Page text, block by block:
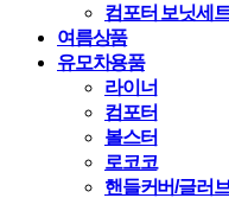
컴포터 보닛세
여름상품
유모차용품
라이너
컴포터
볼스터
로코코
핸들커버/글러